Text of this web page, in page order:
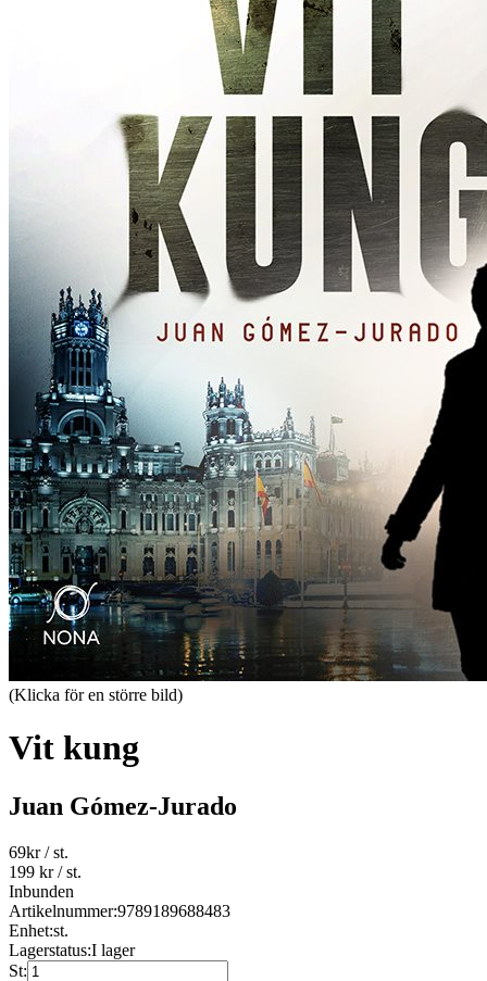
(Klicka för en större bild)
Vit kung
Juan Gómez-Jurado
69kr/ st.
199 kr/ st.
Inbunden
Artikelnummer:9789189688483
Enhet:st.
Lagerstatus:I lager
St: